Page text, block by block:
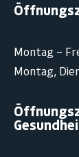
Montag –
Montag,